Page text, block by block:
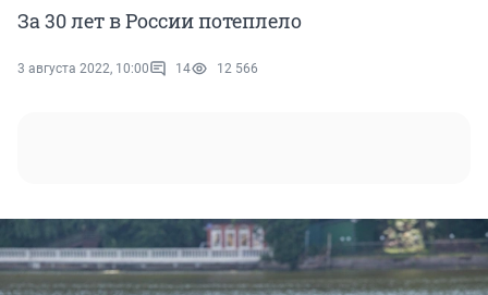
За 30 лет в России потеплело
3 августа 2022, 10:00 14 12 566